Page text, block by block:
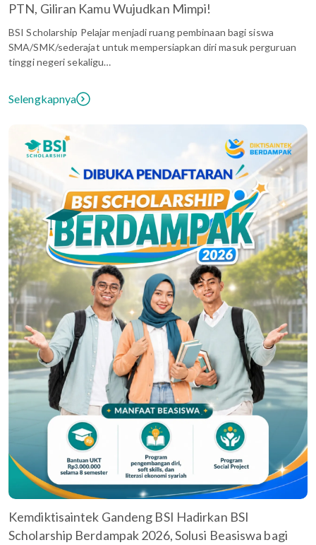
PTN, Giliran Kamu Wujudkan Mimpi!
BSI Scholarship Pelajar menjadi ruang pembinaan bagi siswa
SMA/SMK/sederajat untuk mempersiapkan diri masuk perguruan
tinggi negeri sekaligu…
Selengkapnya
Kemdiktisaintek Gandeng BSI Hadirkan BSI
Scholarship Berdampak 2026, Solusi Beasiswa bagi